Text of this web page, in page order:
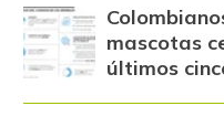
mascotas
últimos